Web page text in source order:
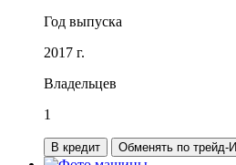
Год выпуска
2017 г.
Владельцев
1
В кредит Обменять по трейд-